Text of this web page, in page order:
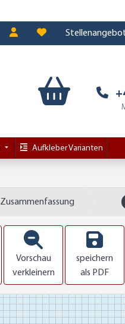
Aufkleber Varianten
Zusammenfassung
Vorschau
verkleinern
speichern
als PDF